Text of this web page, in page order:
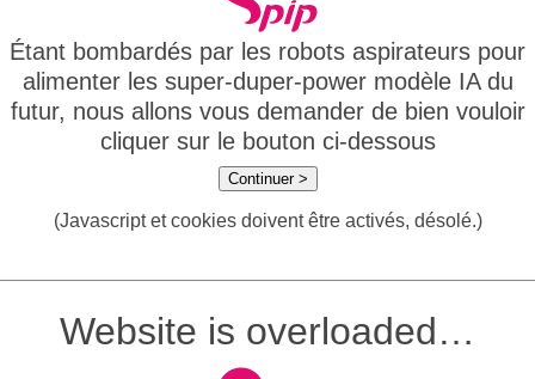
Étant bombardés par les robots aspirateurs pour
alimenter les super-duper-power modèle IA du
futur, nous allons vous demander de bien vouloir
cliquer sur le bouton ci-dessous
Continuer >
(Javascript et cookies doivent être activés, désolé.)
Website is overloaded…